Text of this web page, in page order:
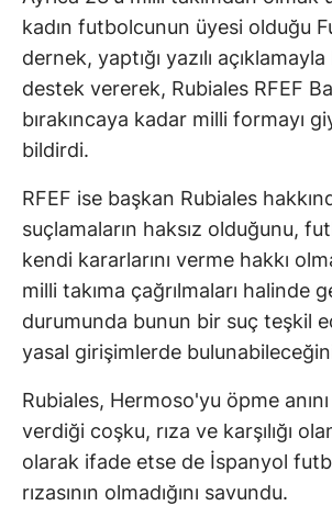
kadın futbolcunun üyesi olduğu
dernek, yaptığı yazılı
destek vererek, Rubiales RFEF
bırakıncaya kadar milli formayı
bildirdi.
RFEF ise başkan Rubiales
suçlamaların haksız olduğunu,
kendi kararlarını verme hakkı
milli takıma çağrılmaları halinde
durumunda bunun bir suç teşkil
yasal girişimlerde
Rubiales, Hermoso'yu öpme
verdiği coşku, rıza ve karşılığı
olarak ifade etse de İspanyol
rızasının olmadığını savundu.